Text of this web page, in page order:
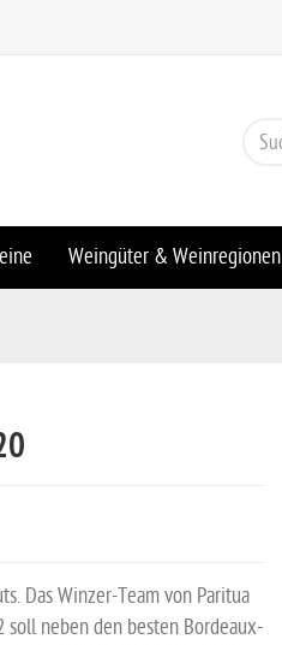
Weingüter & Weinregionen
Das Winzer-Team von Paritua
soll neben den besten Bordeaux-